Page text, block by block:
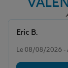
Assurance
Le 08/08/2026 -
Eric B.